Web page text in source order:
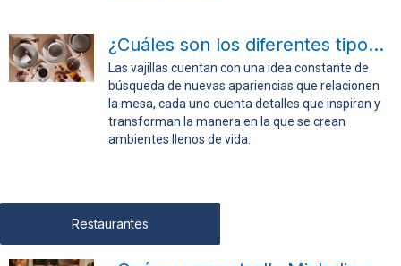
¿Cuáles son los diferentes tipos de vajillas?
Las vajillas cuentan con una idea constante de
búsqueda de nuevas apariencias que relacionen
la mesa, cada uno cuenta detalles que inspiran y
transforman la manera en la que se crean
ambientes llenos de vida.
Restaurantes